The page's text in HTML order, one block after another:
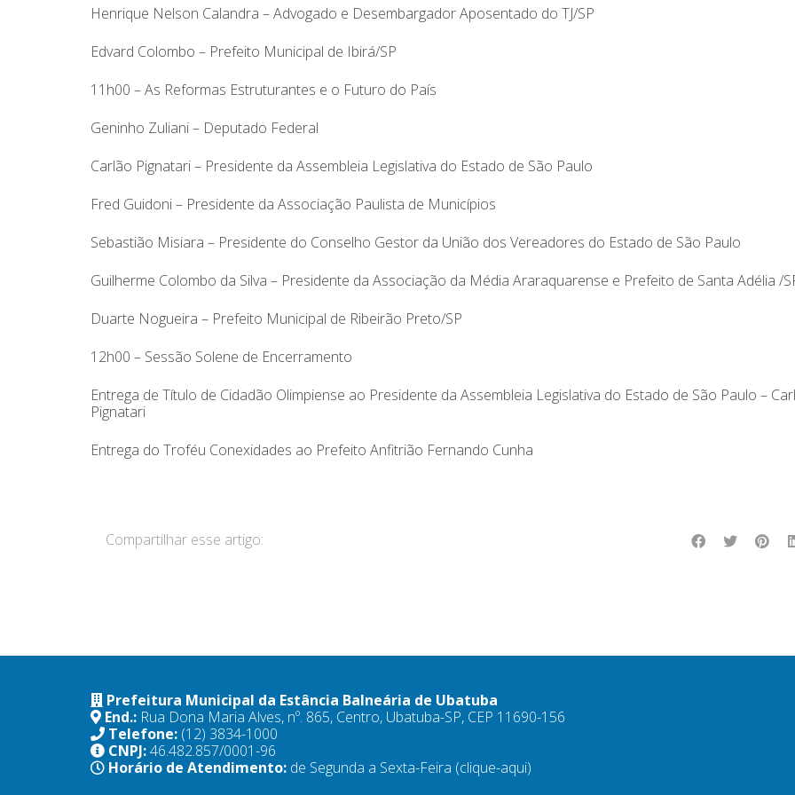
Henrique Nelson Calandra – Advogado e Desembargador Aposentado do TJ/SP
Edvard Colombo – Prefeito Municipal de Ibirá/SP
11h00 – As Reformas Estruturantes e o Futuro do País
Geninho Zuliani – Deputado Federal
Carlão Pignatari – Presidente da Assembleia Legislativa do Estado de São Paulo
Fred Guidoni – Presidente da Associação Paulista de Municípios
Sebastião Misiara – Presidente do Conselho Gestor da União dos Vereadores do Estado de São Paulo
Guilherme Colombo da Silva – Presidente da Associação da Média Araraquarense e Prefeito de Santa Adélia /
Duarte Nogueira – Prefeito Municipal de Ribeirão Preto/SP
12h00 – Sessão Solene de Encerramento
Entrega de Título de Cidadão Olimpiense ao Presidente da Assembleia Legislativa do Estado de São Paulo –
Pignatari
Entrega do Troféu Conexidades ao Prefeito Anfitrião Fernando Cunha
Compartilhar esse artigo:
Prefeitura Municipal da Estância Balneária de Ubatuba
End.: Rua Dona Maria Alves, nº. 865, Centro, Ubatuba-SP, CEP 11690-156
Telefone: (12) 3834-1000
CNPJ:46.482.857/0001-96
Horário de Atendimento: de Segunda a Sexta-Feira (clique-aqui)